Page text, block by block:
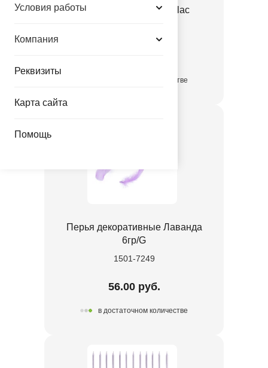
Условия работы
Компания
Реквизиты
Карта сайта
Помощь
Е 12" Пастель Retro Lilac
в достаточном количестве
Перья декоративные Лаванда
6гр/G
1501-7249
56.00 руб.
в достаточном количестве